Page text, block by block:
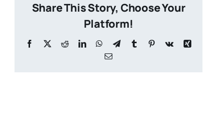
Share This Story, Choose Your
Platform!
Facebook
X RedditLinkedInWhatsApp
TelegramTumblr Pinterest
Vk
Xing
Email